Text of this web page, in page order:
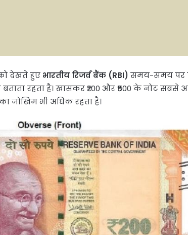
देखते हुए भारतीय रिजर्व बैंक (RBI) समय-समय पर
रहता है। खासकर ₹200 और ₹500 के नोट सबसे
भी अधिक रहता है।